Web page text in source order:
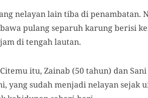
nelayan lain tiba di penambatan.
pulang separuh karung berisi
di tengah lautan.
itu, Zainab (50 tahun) dan
yang sudah menjadi nelayan sejak